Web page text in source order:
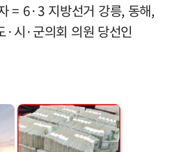
= 6·3 지방선거 강릉, 동해,
·시·군의회 의원 당선인